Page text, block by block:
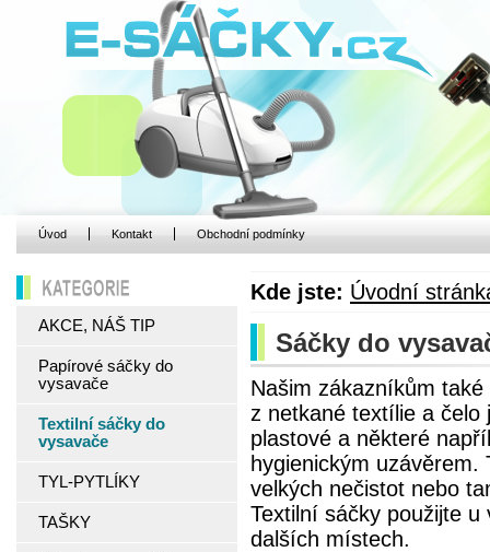
Úvod Kontakt Obchodní podmínky
Kde jste: Úvodní
Sáčky do
Našim zákazníkům
z netkané textílie a čelo
plastové a některé
hygienickým
velkých nečistot nebo
Textilní sáčky použijte
dalších místech.
KATEGORIE
AKCE, NÁŠ TIP
Papírové sáčky do
vysavače
Textilní sáčky do
vysavače
TYL-PYTLÍKY
TAŠKY